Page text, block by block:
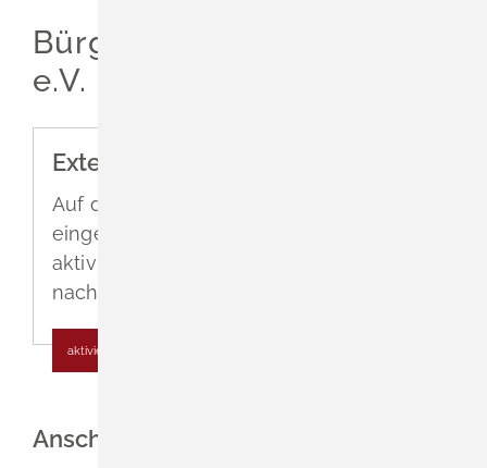
Bürgerverein Schliengen
e.V.
Externe Inhalte aktivieren
Auf dieser Seite ist eine OSM Karte
eingebunden. Wenn Sie die Karte
aktivieren, werden Inhalte von OSM
nachgeladen.
aktiviere Karte
Anschrift
Gebärdenprache